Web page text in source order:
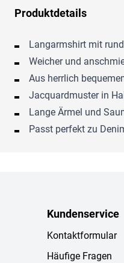
Produktdetails
Langarmshirt mit
Weicher und
Aus herrlich
Jacquardmuster in
Lange Ärmel und
Passt perfekt zu
Kundenservice
Kontaktformular
Häufige Fragen